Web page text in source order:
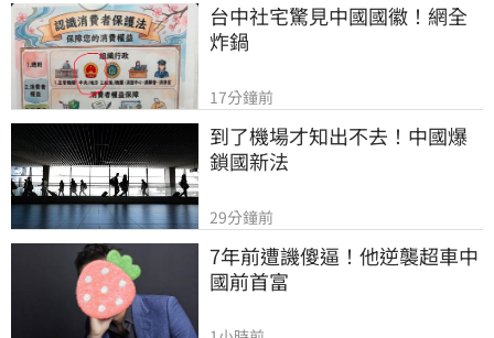
台中社宅驚見中國國徽！網全
炸鍋
17分鐘前
到了機場才知出不去！中國爆
鎖國新法
29分鐘前
7年前遭譏傻逼！他逆襲超車中
國前首富